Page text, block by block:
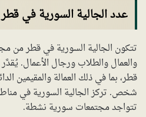
عدد الجالية السورية في قطر
تتكون الجالية السورية في قطر من
والعمال والطلاب ورجال الأعمال.
شخص. تركز الجالية السورية في
تتواجد مجتمعات سورية نشطة.